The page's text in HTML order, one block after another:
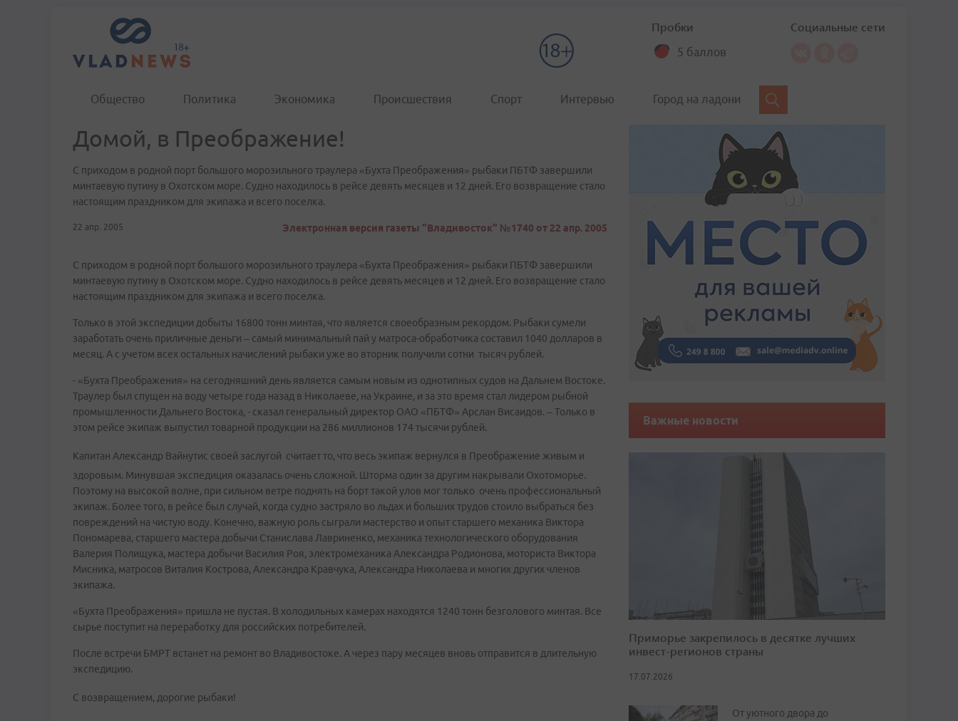
Пробки
5 баллов
Социальные сети
Общество Политика Экономика Происшествия Спорт Интервью Город на ладони
Домой, в Преображение!
С приходом в родной порт большого морозильного траулера «Бухта Преображения» рыбаки ПБТФ завершили
минтаевую путину в Охотском море. Судно находилось в рейсе девять месяцев и 12 дней. Его возвращение стало
настоящим праздником для экипажа и всего поселка.
22 апр. 2005 Электронная версия газеты "Владивосток" №1740 от 22 апр. 2005
С приходом в родной порт большого морозильного траулера «Бухта Преображения» рыбаки ПБТФ завершили
минтаевую путину в Охотском море. Судно находилось в рейсе девять месяцев и 12 дней. Его возвращение стало
настоящим праздником для экипажа и всего поселка.
Только в этой экспедиции добыты 16800 тонн минтая, что является своеобразным рекордом. Рыбаки сумели
заработать очень приличные деньги – самый минимальный пай у матроса-обработчика составил 1040 долларов в
месяц. А с учетом всех остальных начислений рыбаки уже во вторник получили сотни тысяч рублей.
- «Бухта Преображения» на сегодняшний день является самым новым из однотипных судов на Дальнем Востоке.
Траулер был спущен на воду четыре года назад в Николаеве, на Украине, и за это время стал лидером рыбной
промышленности Дальнего Востока, - сказал генеральный директор ОАО «ПБТФ» Арслан Висаидов. – Только в
этом рейсе экипаж выпустил товарной продукции на 286 миллионов 174 тысячи рублей.
Капитан Александр Вайнутис своей заслугой считает то, что весь экипаж вернулся в Преображение живым и
здоровым. Минувшая экспедиция оказалась очень сложной. Шторма один за другим накрывали Охотоморье.
Поэтому на высокой волне, при сильном ветре поднять на борт такой улов мог только очень профессиональный
экипаж. Более того, в рейсе был случай, когда судно застряло во льдах и больших трудов стоило выбраться без
повреждений на чистую воду. Конечно, важную роль сыграли мастерство и опыт старшего механика Виктора
Пономарева, старшего мастера добычи Станислава Лавриненко, механика технологического оборудования
Валерия Полищука, мастера добычи Василия Роя, электромеханика Александра Родионова, моториста Виктора
Мисника, матросов Виталия Кострова, Александра Кравчука, Александра Николаева и многих других членов
экипажа.
«Бухта Преображения» пришла не пустая. В холодильных камерах находятся 1240 тонн безголового минтая. Все
сырье поступит на переработку для российских потребителей.
После встречи БМРТ встанет на ремонт во Владивостоке. А через пару месяцев вновь отправится в длительную
экспедицию.
C возвращением, дорогие рыбаки!
Важные новости
Приморье закрепилось в десятке лучших
инвест-регионов страны
17.07.2026
От уютного двора до